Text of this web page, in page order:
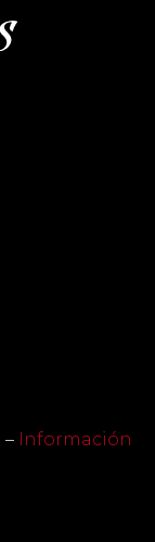
– Información